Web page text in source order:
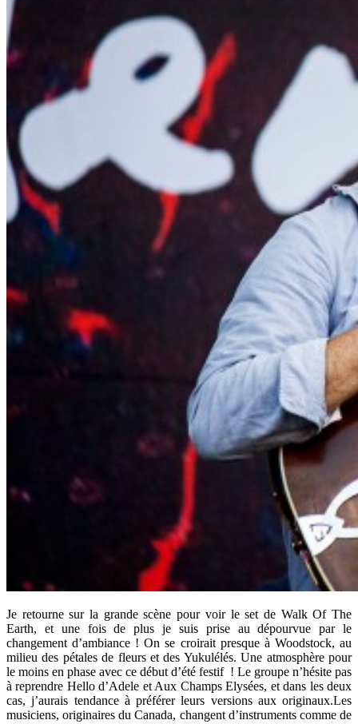
Je retourne sur la grande scène pour voir le set de Walk Of The
Earth, et une fois de plus je suis prise au dépourvue par le
changement d’ambiance ! On se croirait presque à Woodstock, au
milieu des pétales de fleurs et des Yukulélés. Une atmosphère pour
le moins en phase avec ce début d’été festif ! Le groupe n’hésite pas
à reprendre Hello d’Adele et Aux Champs Elysées, et dans les deux
cas, j’aurais tendance à préférer leurs versions aux originaux.Les
musiciens, originaires du Canada, changent d’instruments comme de